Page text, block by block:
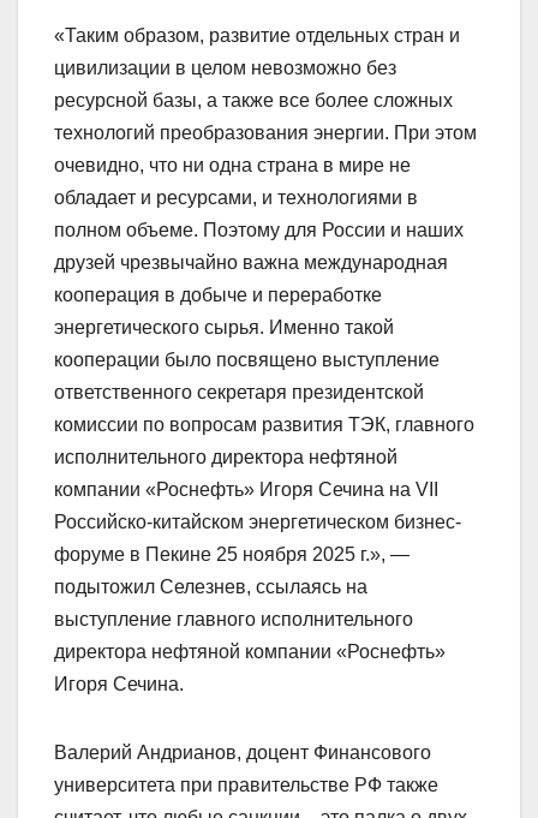
«Таким образом, развитие отдельных стран и
цивилизации в целом невозможно без
ресурсной базы, а также все более сложных
технологий преобразования энергии. При этом
очевидно, что ни одна страна в мире не
обладает и ресурсами, и технологиями в
полном объеме. Поэтому для России и наших
друзей чрезвычайно важна международная
кооперация в добыче и переработке
энергетического сырья. Именно такой
кооперации было посвящено выступление
ответственного секретаря президентской
комиссии по вопросам развития ТЭК, главного
исполнительного директора нефтяной
компании «Роснефть» Игоря Сечина на VII
Российско-китайском энергетическом бизнес-
форуме в Пекине 25 ноября 2025 г.», —
подытожил Селезнев, ссылаясь на
выступление главного исполнительного
директора нефтяной компании «Роснефть»
Игоря Сечина.
Валерий Андрианов, доцент Финансового
университета при правительстве РФ также